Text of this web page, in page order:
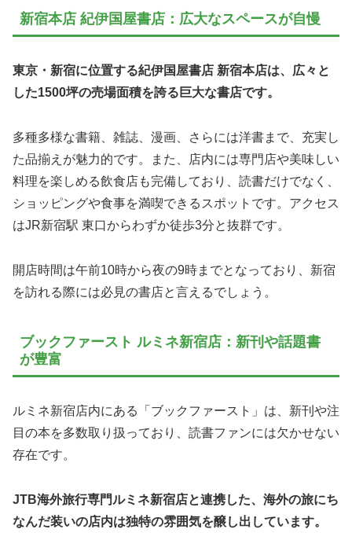
新宿本店 紀伊国屋書店：広大なスペースが自慢
東京・新宿に位置する紀伊国屋書店 新宿本店は、広々と
した1500坪の売場面積を誇る巨大な書店です。
多種多様な書籍、雑誌、漫画、さらには洋書まで、充実し
た品揃えが魅力的です。また、店内には専門店や美味しい
料理を楽しめる飲食店も完備しており、読書だけでなく、
ショッピングや食事を満喫できるスポットです。アクセス
はJR新宿駅 東口からわずか徒歩3分と抜群です。
開店時間は午前10時から夜の9時までとなっており、新宿
を訪れる際には必見の書店と言えるでしょう。
ブックファースト ルミネ新宿店：新刊や話題書
が豊富
ルミネ新宿店内にある「ブックファースト」は、新刊や注
目の本を多数取り扱っており、読書ファンには欠かせない
存在です。
JTB海外旅行専門ルミネ新宿店と連携した、海外の旅にち
なんだ装いの店内は独特の雰囲気を醸し出しています。